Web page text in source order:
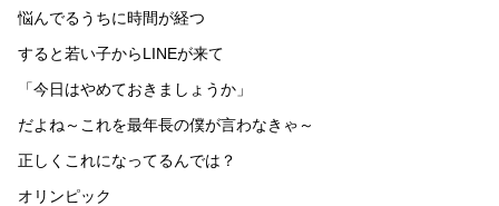
悩んでるうちに時間が経つ
すると若い子からLINEが来て
「今日はやめておきましょうか」
だよね～これを最年長の僕が言わなきゃ～
正しくこれになってるんでは？
オリンピック